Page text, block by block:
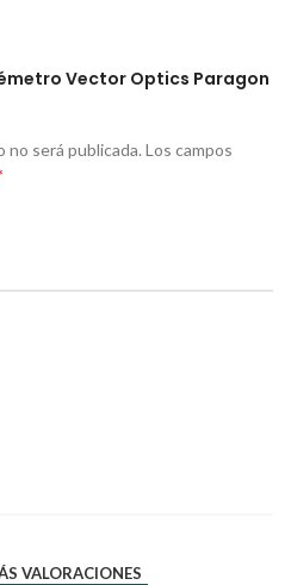
Vector Optics Paragon
será publicada.Los campos
VALORACIONES